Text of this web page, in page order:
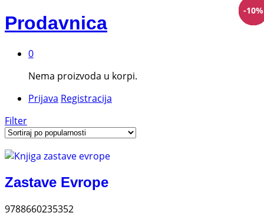
Prodavnica
0
Nema proizvoda u korpi.
Prijava Registracija
Filter
-10%
Zastave Evrope
9788660235352
-10%
-10%
-10%
-10%
-10%
-10%
-10%
-10%
-10%
-10%
-10%